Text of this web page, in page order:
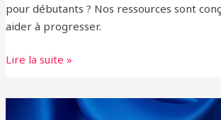
pour débutants ? Nos ressources sont
aider à progresser.
Lire la suite »